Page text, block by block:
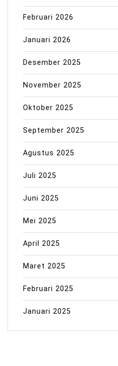
Februari 2026
Januari 2026
Desember 2025
November 2025
Oktober 2025
September 2025
Agustus 2025
Juli 2025
Juni 2025
Mei 2025
April 2025
Maret 2025
Februari 2025
Januari 2025